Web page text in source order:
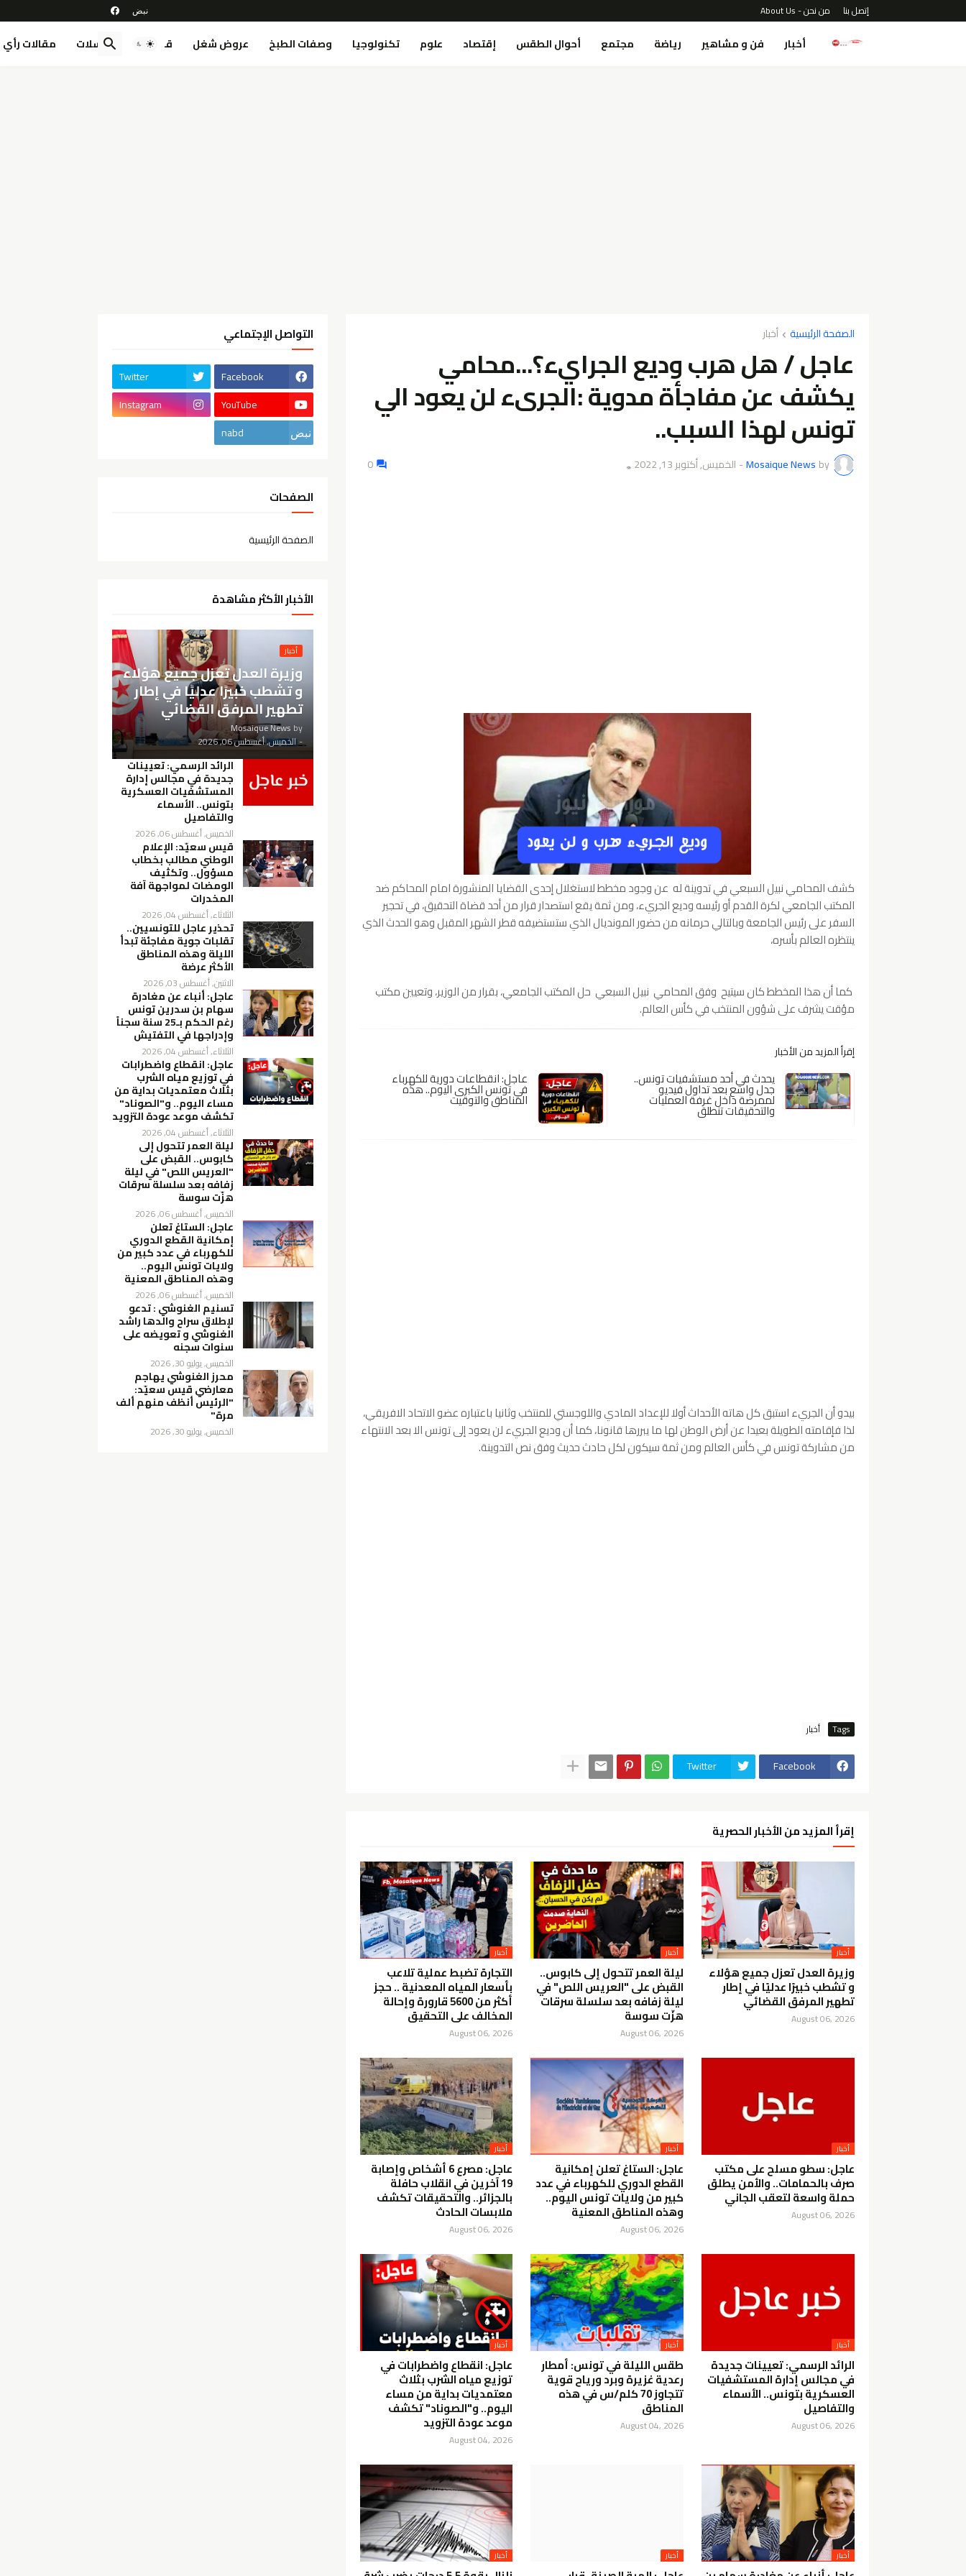
إتصل بنا من نحن - About Us
أخبار فن و مشاهير رياضة مجتمع أحوال الطقس إقتصاد علوم تكنولوجيا وصفات الطبخ عروض شغل قصص مسلسلات مقالات رأي
الصفحة الرئيسية أخبار
عاجل / هل هرب وديع الجرايء؟...محامي
يكشف عن مفاجأة مدوية :الجرىء لن يعود الي
تونس لهذا السبب..
by
Mosaique News
- الخميس, أكتوبر 13, 2022 👁️
0
كشف المحامي نبيل السبعي في تدوينة له عن وجود مخطط لاستغلال إحدى القضايا المنشورة امام المحاكم ضد
المكتب الجامعي لكرة القدم أو رئيسه وديع الجريء، ومن ثمة يقع استصدار قرار من أحد قضاة التحقيق، في تحجير
السفر على رئيس الجامعة وبالتالي حرمانه من حضور المونديال الذي ستستضيفه قطر الشهر المقبل وهو الحدث الذي
ينتظره العالم بأسره،
كما أن هذا المخطط كان سيتيح وفق المحامي نبيل السبعي حل المكتب الجامعي، بقرار من الوزير، وتعيين مكتب
مؤقت يشرف على شؤون المنتخب في كأس العالم.
إقرأ المزيد من الأخبار
يحدث في أحد مستشفيات تونس..
جدل واسع بعد تداول فيديو
لممرضة داخل غرفة العمليات
والتحقيقات تنطلق
عاجل: انقطاعات دورية للكهرباء
في تونس الكبرى اليوم.. هذه
المناطق والتوقيت
بيدو أن الجريء استبق كل هاته الأحداث أولا للإعداد المادي واللوجستي للمنتخب وثانيا باعتباره عضو الاتحاد الافريقي،
لذا فإقامته الطويلة بعيدا عن أرض الوطن لها ما يبررها قانونا، كما أن وديع الجريء لن يعود إلى تونس الا بعد الانتهاء
من مشاركة تونس في كأس العالم ومن ثمة سيكون لكل حادث حديث وفق نص التدوينة.
Tags أخبار
Facebook
Twitter
إقرأ المزيد من الأخبار الحصرية
أخبار
وزيرة العدل تعزل جميع هؤلاء
و تشطب خبيرًا عدليًا في إطار
تطهير المرفق القضائي
August 06, 2026
أخبار
ليلة العمر تتحول إلى كابوس..
القبض على "العريس اللص" في
ليلة زفافه بعد سلسلة سرقات
هزّت سوسة
August 06, 2026
أخبار
التجارة تضبط عملية تلاعب
بأسعار المياه المعدنية .. حجز
أكثر من 5600 قارورة وإحالة
المخالف على التحقيق
August 06, 2026
أخبار
عاجل: سطو مسلح على مكتب
صرف بالحمامات.. والأمن يطلق
حملة واسعة لتعقب الجاني
August 06, 2026
أخبار
عاجل: الستاغ تعلن إمكانية
القطع الدوري للكهرباء في عدد
كبير من ولايات تونس اليوم..
وهذه المناطق المعنية
August 06, 2026
أخبار
عاجل: مصرع 6 أشخاص وإصابة
19 آخرين في انقلاب حافلة
بالجزائر.. والتحقيقات تكشف
ملابسات الحادث
August 06, 2026
أخبار
الرائد الرسمي: تعيينات جديدة
في مجالس إدارة المستشفيات
العسكرية بتونس.. الأسماء
والتفاصيل
August 06, 2026
أخبار
طقس الليلة في تونس: أمطار
رعدية غزيرة وبرد ورياح قوية
تتجاوز 70 كلم/س في هذه
المناطق
August 04, 2026
أخبار
عاجل: انقطاع واضطرابات في
توزيع مياه الشرب بثلاث
معتمديات بداية من مساء
اليوم.. و"الصوناد" تكشف
موعد عودة التزويد
August 04, 2026
أخبار أخبار أخبار
التواصل الإجتماعي
Facebook
Twitter
YouTube
Instagram
nabd
الصفحات
الصفحة الرئيسية
الأخبار الأكثر مشاهدة
أخبار
وزيرة العدل تعزل جميع هؤلاء
و تشطب خبيرًا عدليًا في إطار
تطهير المرفق القضائي
by
Mosaique News
-الخميس, أغسطس 06, 2026
الرائد الرسمي: تعيينات
جديدة في مجالس إدارة
المستشفيات العسكرية
بتونس.. الأسماء
والتفاصيل
الخميس, أغسطس 06, 2026
قيس سعيّد: الإعلام
الوطني مطالب بخطاب
مسؤول.. وتكثيف
الومضات لمواجهة آفة
المخدرات
الثلاثاء, أغسطس 04, 2026
تحذير عاجل للتونسيين..
تقلبات جوية مفاجئة تبدأ
الليلة وهذه المناطق
الأكثر عرضة
الاثنين, أغسطس 03, 2026
عاجل: أنباء عن مغادرة
سهام بن سدرين تونس
رغم الحكم بـ25 سنة سجناً
وإدراجها في التفتيش
الثلاثاء, أغسطس 04, 2026
عاجل: انقطاع واضطرابات
في توزيع مياه الشرب
بثلاث معتمديات بداية من
مساء اليوم.. و"الصوناد"
تكشف موعد عودة التزويد
الثلاثاء, أغسطس 04, 2026
ليلة العمر تتحول إلى
كابوس.. القبض على
"العريس اللص" في ليلة
زفافه بعد سلسلة سرقات
هزّت سوسة
الخميس, أغسطس 06, 2026
عاجل: الستاغ تعلن
إمكانية القطع الدوري
للكهرباء في عدد كبير من
ولايات تونس اليوم..
وهذه المناطق المعنية
الخميس, أغسطس 06, 2026
تسنيم الغنوشي : تدعو
لإطلاق سراح والدها راشد
الغنوشي و تعويضه على
سنوات سجنه
الخميس, يوليو 30, 2026
محرز الغنوشي يهاجم
معارضي قيس سعيّد:
"الرئيس أنظف منهم ألف
مرة"
الخميس, يوليو 30, 2026